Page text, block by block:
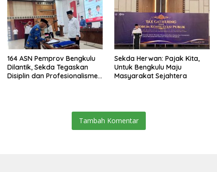
164 ASN Pemprov Bengkulu
Dilantik, Sekda Tegaskan
Disiplin dan Profesionalisme
Sekda Herwan: Pajak Kita,
Untuk Bengkulu Maju
Masyarakat Sejahtera
Tambah Komentar